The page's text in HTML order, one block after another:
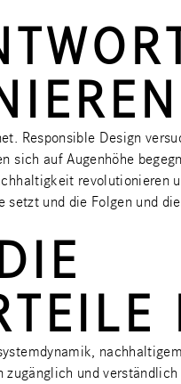
Responsible Design
auf Augenhöhe
revolutionieren
und die Folgen und
und